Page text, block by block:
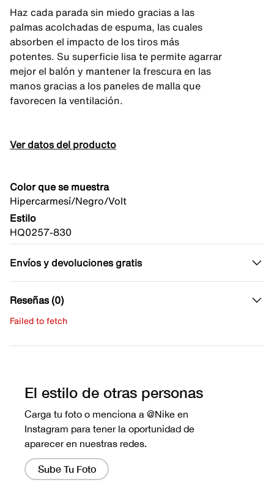
Haz cada parada sin miedo gracias a las
palmas acolchadas de espuma, las cuales
absorben el impacto de los tiros más
potentes. Su superficie lisa te permite agarrar
mejor el balón y mantener la frescura en las
manos gracias a los paneles de malla que
favorecen la ventilación.
Ver datos del producto
Color que se muestra
Hipercarmesí/Negro/Volt
Estilo
HQ0257-830
Envíos y devoluciones gratis
Reseñas (0)
Failed to fetch